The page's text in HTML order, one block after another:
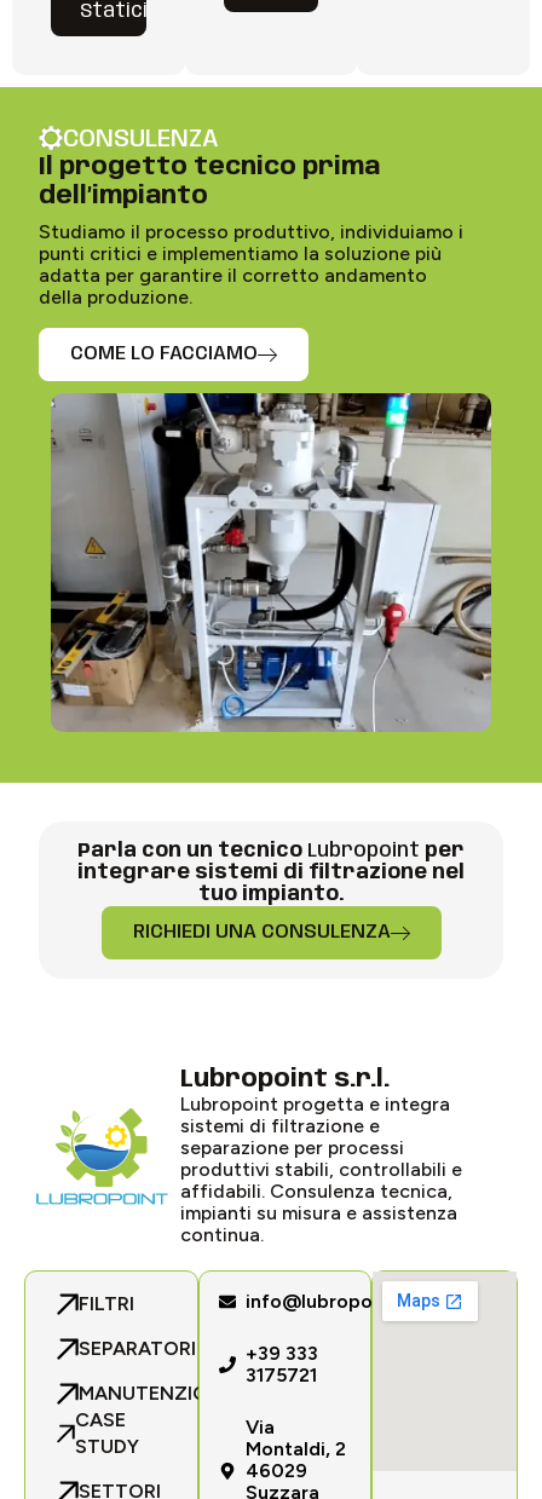
Statici
CONSULENZA
Il progetto tecnico prima
dell’impianto
Studiamo il processo produttivo, individuiamo i
punti critici e implementiamo la soluzione più
adatta per garantire il corretto andamento
della produzione.
COME LO FACCIAMO
Parla con un tecnico Lubropoint per
integrare sistemi di filtrazione nel
tuo impianto.
RICHIEDI UNA CONSULENZA
Lubropoint s.r.l.
Lubropoint progetta e integra
sistemi di filtrazione e
separazione per processi
produttivi stabili, controllabili e
affidabili. Consulenza tecnica,
impianti su misura e assistenza
continua.
FILTRI
SEPARATORI
MANUTENZIONE
CASE
STUDY
SETTORI
info@lubropoint.com
+39 333
3175721
Via
Montaldi, 2
46029
Suzzara